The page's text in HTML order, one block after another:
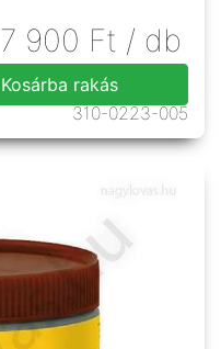
7 900 Ft / db
Kosárba rakás
310-0223-005